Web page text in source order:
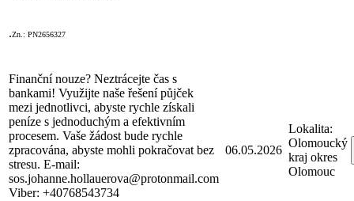
.Zn.: PN2656327
Finanční nouze? Neztrácejte čas s
bankami! Využijte naše řešení půjček
mezi jednotlivci, abyste rychle získali
peníze s jednoduchým a efektivním
procesem. Vaše žádost bude rychle
zpracována, abyste mohli pokračovat bez
stresu. E-mail:
sos.johanne.hollauerova@protonmail.com
Viber: +40768543734
06.05.2026
Lokalita:
Olomoucký
kraj okres
Olomouc